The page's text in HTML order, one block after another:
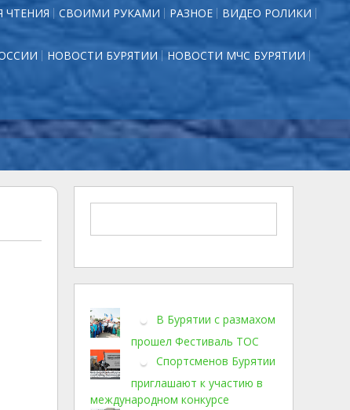
ЧТЕНИЯ СВОИМИ РУКАМИ РАЗНОЕ ВИДЕО РОЛИКИ
НОВОСТИ БУРЯТИИ НОВОСТИ МЧС БУРЯТИИ
В Бурятии с размахом
прошел Фестиваль ТОС
Спортсменов Бурятии
приглашают к участию в
международном конкурсе